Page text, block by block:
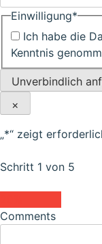
Einwilligung*
Ich habe die
Kenntnis
Unverbindlich
×
„*“ zeigt
Schritt 1 von 5
Comments